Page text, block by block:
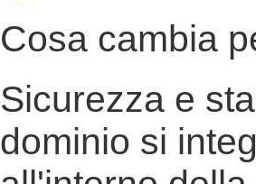
Cosa cambia
Sicurezza e
dominio si